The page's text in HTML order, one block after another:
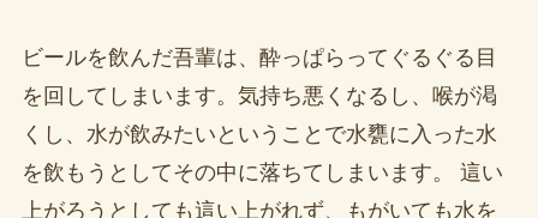
ビールを飲んだ吾輩は、酔っぱらってぐるぐる目
を回してしまいます。気持ち悪くなるし、喉が渇
くし、水が飲みたいということで水甕に入った水
を飲もうとしてその中に落ちてしまいます。 這い
上がろうとしても這い上がれず、もがいても水を